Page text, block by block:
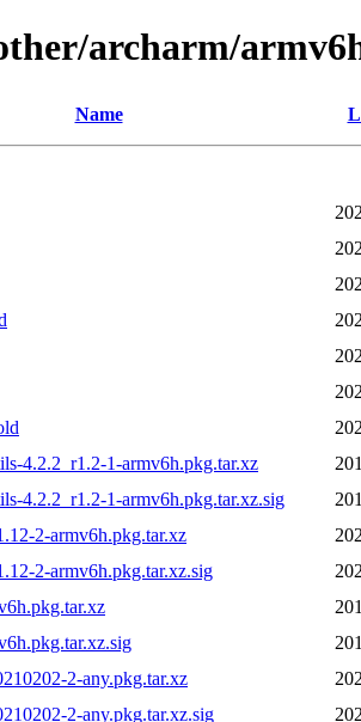
archarm/
Name
4.2.2_r1.2-1-armv6h.pkg.tar.xz
4.2.2_r1.2-1-armv6h.pkg.tar.xz.sig
2-armv6h.pkg.tar.xz
2-armv6h.pkg.tar.xz.sig
2-any.pkg.tar.xz
2-any.pkg.tar.xz.sig